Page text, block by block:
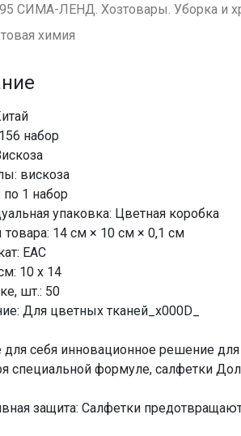
СИМА-ЛЕНД. Хозтовары. Уборка и
химия
набор
вискоза
1 набор
упаковка: Цветная коробка
товара: 14 см × 10 см × 0,1 см
ЕАС
10 х 14
шт.: 50
Для цветных тканей_x000D_
для себя инновационное решение
специальной формуле, салфетки
защита: Салфетки